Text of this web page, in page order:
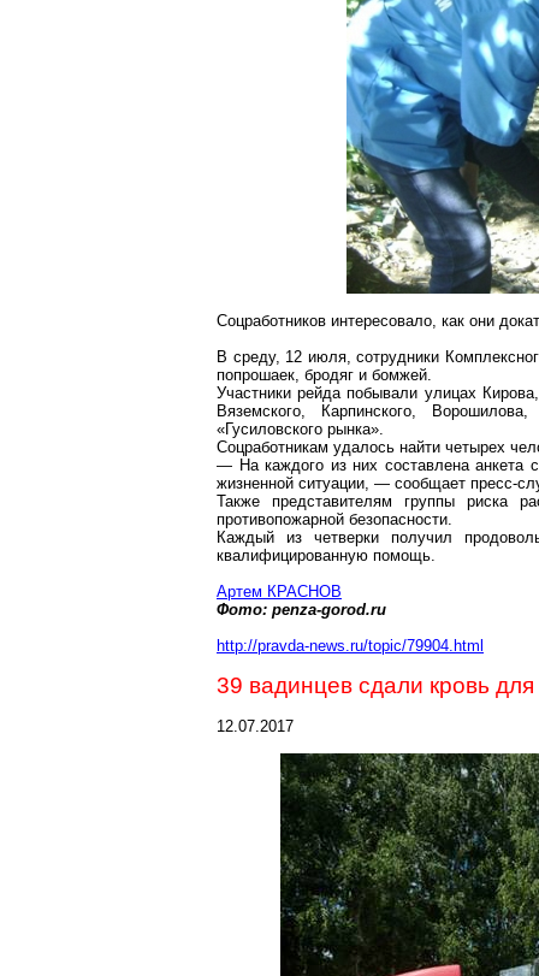
Соцработников интересовало, как они
В среду, 12 июля, сотрудники
попрошаек, бродяг и бомжей.
Участники рейда побывали улицах
Вяземского, Карпинского,
«Гусиловского рынка».
Соцработникам удалось найти четырех
— На каждого из них составлена анкета
жизненной ситуации, — сообщает пресс-
Также представителям группы риска
противопожарной безопасности.
Каждый из четверки получил
квалифицированную помощь.
Артем КРАСНОВ
Фото: penza-gorod.ru
http://pravda-news.ru/topic/79904.html
39 вадинцев сдали кровь
12.07.2017